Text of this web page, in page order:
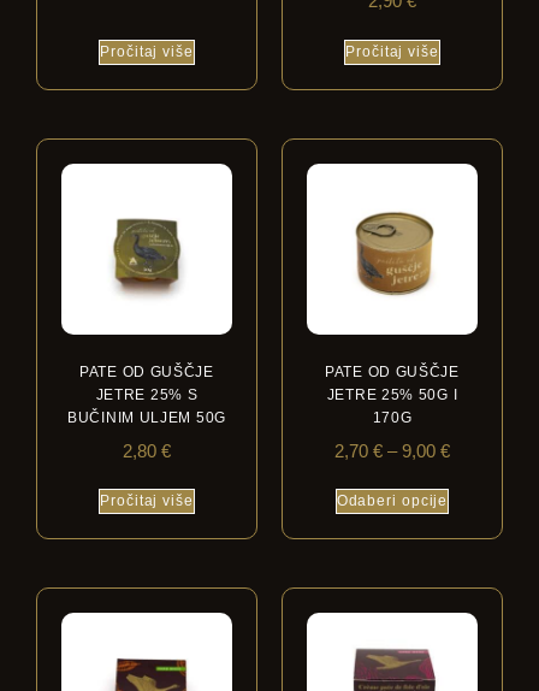
Pročitaj više Pročitaj više
PATE OD GUŠČJE
JETRE 25% S
BUČINIM ULJEM 50G
2,80 €
Pročitaj više
PATE OD GUŠČJE
JETRE 25% 50G I
170G
2,70 € – 9,00 €
Odaberi opcije